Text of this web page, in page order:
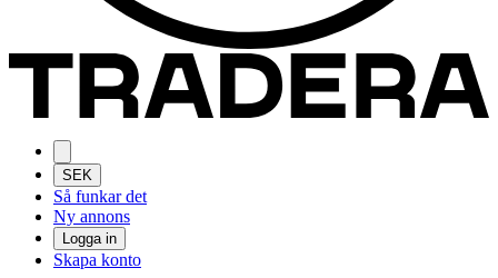
SEK
Så funkar det
Ny annons
Logga in
Skapa konto